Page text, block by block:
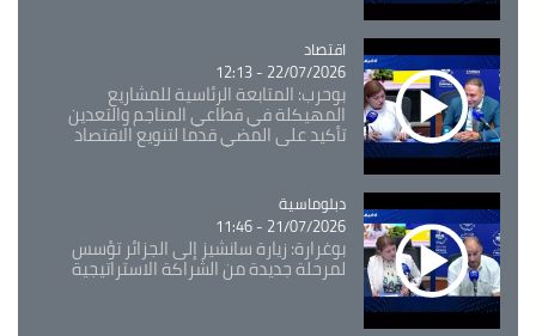
Catégorie
اقتصاد
22/07/2026 - 12:13
بوحرب: المتابعة الرئاسية للمشاريع
المهيكلة في قطاعي المناجم والتعدين
تأكيد على المضي قدما لتنويع الاقتصاد
Catégorie
دبلوماسية
21/07/2026 - 11:46
بوغرارة: زيارة سانشيز إلى الجزائر تؤسس
لمرحلة جديدة من الشراكة الاستراتيجية